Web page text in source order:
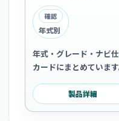
確認
年式別
年式・グレード・ナビ
カードにまとめています
製品詳細